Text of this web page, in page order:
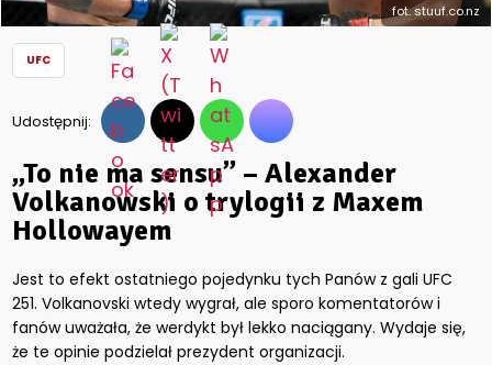
fot. stuuf.co.nz
UFC
Udostępnij:
„To nie ma sensu” – Alexander
Volkanowski o trylogii z Maxem
Hollowayem
Jest to efekt ostatniego pojedynku tych Panów z gali UFC
251. Volkanovski wtedy wygrał, ale sporo komentatorów i
fanów uważała, że werdykt był lekko naciągany. Wydaje się,
że te opinie podzielał prezydent organizacji.